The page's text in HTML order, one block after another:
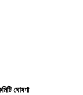
ঘোষণা